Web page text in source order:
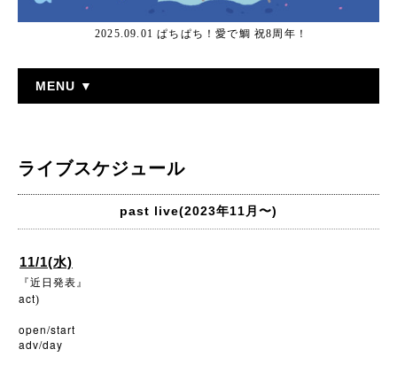
2025.09.01 ぱちぱち！愛で鯛 祝8周年！
MENU ▼
ライブスケジュール
past live(2023年11月〜)
11/1(水)
『近日発表』
act)
open/start
adv/day